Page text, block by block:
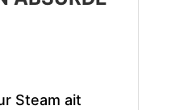
Steam ait